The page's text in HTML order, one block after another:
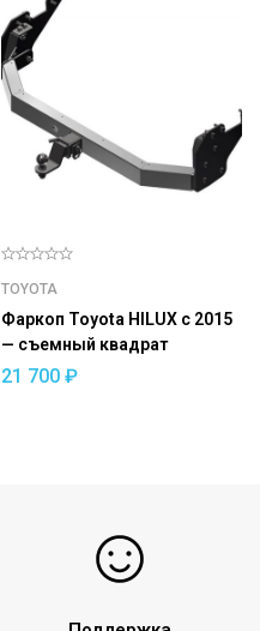
TOYOTA
Фаркоп Toyota HILUX с 2015
— съемный квадрат
21 700 ₽